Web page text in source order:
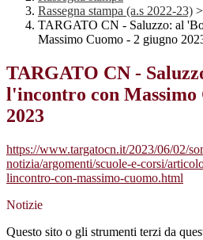
Rassegna stampa (a.s 2022-23) >
TARGATO CN - Saluzzo: al
Massimo Cuomo - 2 giugno
TARGATO CN -
l'incontro con Massimo
2023
https://www.targatocn.it/2023/06/02/
notizia/argomenti/scuole-e-corsi/
lincontro-con-massimo-cuomo.html
Notizie
Questo sito o gli strumenti terzi da